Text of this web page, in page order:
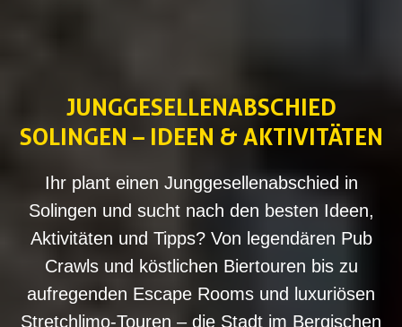
JUNGGESELLENABSCHIED
SOLINGEN – IDEEN & AKTIVITÄTEN
Ihr plant einen Junggesellenabschied in
Solingen und sucht nach den besten Ideen,
Aktivitäten und Tipps? Von legendären Pub
Crawls und köstlichen Biertouren bis zu
aufregenden Escape Rooms und luxuriösen
Stretchlimo-Touren – die Stadt im Bergischen